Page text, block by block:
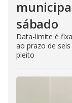
sábado
Data-limite é
ao prazo de
pleito